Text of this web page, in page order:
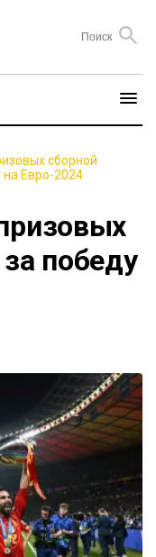
сборной
на Евро-2024
победу